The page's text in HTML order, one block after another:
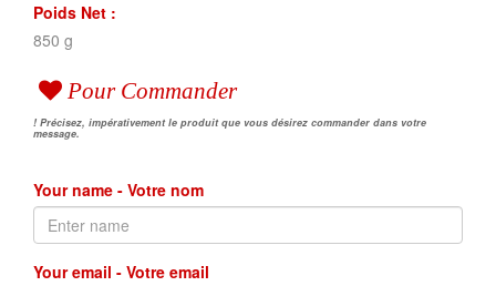
Poids Net :
850 g
Pour Commander
! Précisez, impérativement le produit que vous désirez commander dans votre
message.
Your name - Votre nom
Your email - Votre email